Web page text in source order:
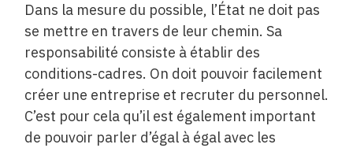
Dans la mesure du possible, l’État ne doit pas
se mettre en travers de leur chemin. Sa
responsabilité consiste à établir des
conditions-cadres. On doit pouvoir facilement
créer une entreprise et recruter du personnel.
C’est pour cela qu’il est également important
de pouvoir parler d’égal à égal avec les